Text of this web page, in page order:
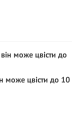
може цвісти до 10